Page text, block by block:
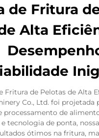
de Fritura
Alta
Fritura de Pelotas de Alta
Co., Ltd. foi projetada
processamento de
tecnologia de ponta,
ótimos na fritura,